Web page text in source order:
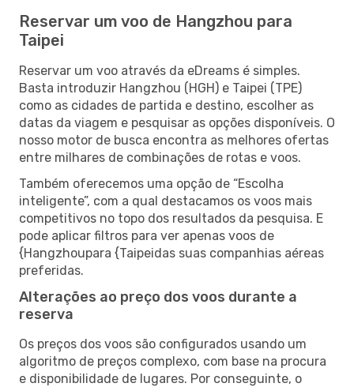
Reservar um voo de Hangzhou para
Taipei
Reservar um voo através da eDreams é simples.
Basta introduzir Hangzhou (HGH) e Taipei (TPE)
como as cidades de partida e destino, escolher as
datas da viagem e pesquisar as opções disponíveis. O
nosso motor de busca encontra as melhores ofertas
entre milhares de combinações de rotas e voos.
Também oferecemos uma opção de “Escolha
inteligente”, com a qual destacamos os voos mais
competitivos no topo dos resultados da pesquisa. E
pode aplicar filtros para ver apenas voos de
{Hangzhoupara {Taipeidas suas companhias aéreas
preferidas.
Alterações ao preço dos voos durante a
reserva
Os preços dos voos são configurados usando um
algoritmo de preços complexo, com base na procura
e disponibilidade de lugares. Por conseguinte, o